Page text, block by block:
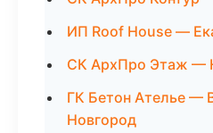
ИП Roof House —
СК АрхПро Этаж —
ГК Бетон Ателье —
Новгород